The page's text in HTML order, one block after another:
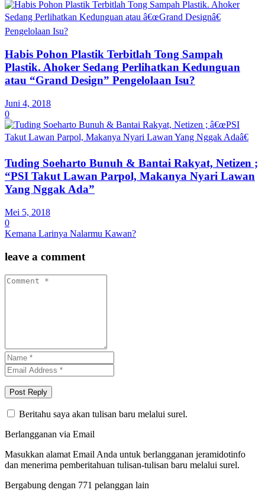
Habis Pohon Plastik Terbitlah Tong Sampah
Plastik. Ahoker Sedang Perlihatkan Kedunguan
atau “Grand Design” Pengelolaan Isu?
Juni 4, 2018
0
Tuding Soeharto Bunuh & Bantai Rakyat, Netizen ;
“PSI Takut Lawan Parpol, Makanya Nyari Lawan
Yang Nggak Ada”
Mei 5, 2018
0
Kemana Larinya Nalarmu Kawan?
leave a comment
Beritahu saya akan tulisan baru melalui surel.
Berlangganan via Email
Masukkan alamat Email Anda untuk berlangganan jeramidotinfo
dan menerima pemberitahuan tulisan-tulisan baru melalui surel.
Bergabung dengan 771 pelanggan lain